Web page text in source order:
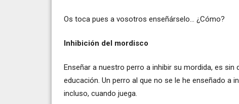
Os toca pues a vosotros enseñárselo... ¿Cómo?
Inhibición del mordisco
Enseñar a nuestro perro a inhibir su mordida, es
educación. Un perro al que no se le he enseñado a
incluso, cuando juega.